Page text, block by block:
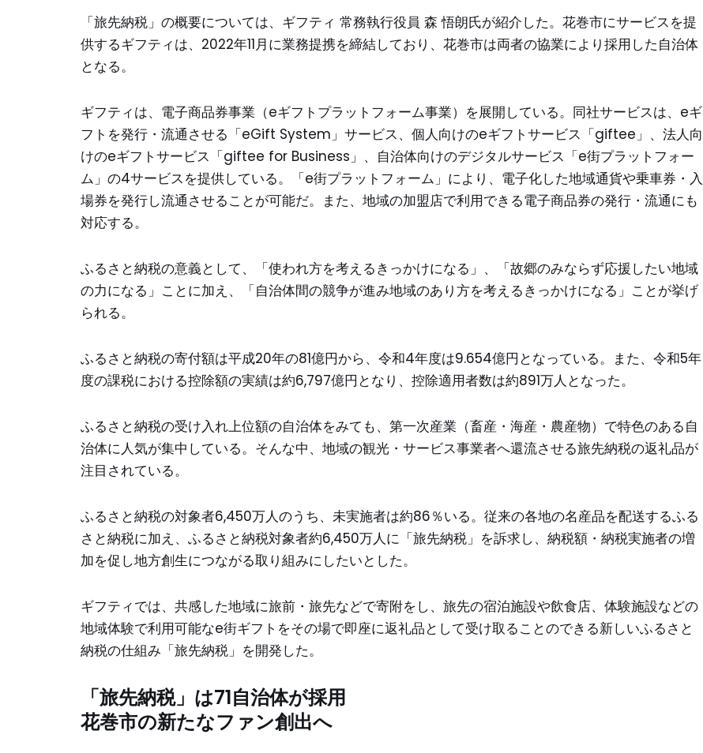
「旅先納税」の概要については、ギフティ 常務執行役員 森 悟朗氏が紹介した。花巻市にサービスを提
供するギフティは、2022年11月に業務提携を締結しており、花巻市は両者の協業により採用した自治体
となる。
ギフティは、電子商品券事業（eギフトプラットフォーム事業）を展開している。同社サービスは、eギ
フトを発行・流通させる「eGift System」サービス、個人向けのeギフトサービス「giftee」、法人向
けのeギフトサービス「giftee for Business」、自治体向けのデジタルサービス「e街プラットフォー
ム」の4サービスを提供している。「e街プラットフォーム」により、電子化した地域通貨や乗車券・入
場券を発行し流通させることが可能だ。また、地域の加盟店で利用できる電子商品券の発行・流通にも
対応する。
ふるさと納税の意義として、「使われ方を考えるきっかけになる」、「故郷のみならず応援したい地域
の力になる」ことに加え、「自治体間の競争が進み地域のあり方を考えるきっかけになる」ことが挙げ
られる。
ふるさと納税の寄付額は平成20年の81億円から、令和4年度は9.654億円となっている。また、令和5年
度の課税における控除額の実績は約6,797億円となり、控除適用者数は約891万人となった。
ふるさと納税の受け入れ上位額の自治体をみても、第一次産業（畜産・海産・農産物）で特色のある自
治体に人気が集中している。そんな中、地域の観光・サービス事業者へ還流させる旅先納税の返礼品が
注目されている。
ふるさと納税の対象者6,450万人のうち、未実施者は約86％いる。従来の各地の名産品を配送するふる
さと納税に加え、ふるさと納税対象者約6,450万人に「旅先納税」を訴求し、納税額・納税実施者の増
加を促し地方創生につながる取り組みにしたいとした。
ギフティでは、共感した地域に旅前・旅先などで寄附をし、旅先の宿泊施設や飲食店、体験施設などの
地域体験で利用可能なe街ギフトをその場で即座に返礼品として受け取ることのできる新しいふるさと
納税の仕組み「旅先納税」を開発した。
「旅先納税」は71自治体が採用
花巻市の新たなファン創出へ